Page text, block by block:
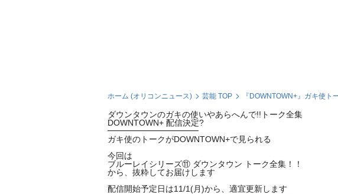
ホーム (オリコンニュース) 芸能 TOP 『DOWNTOWN+』ガキ使ト
ダウンタウンのガキの使いやあらへんで!!トーク全集
DOWNTOWN+ 配信決定?
━━━━━━━━━━━
ガキ使のトークがDOWNTOWN+で見られる
今回は
ブルーレイシリーズ⑪ ダウンタウン トーク全集！！
から、抜粋してお届けします
配信開始予定日は11/1(月)から、適宜更新します